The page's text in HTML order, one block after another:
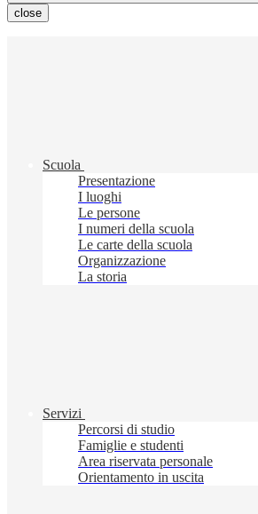
close
Scuola
Presentazione
I luoghi
Le persone
I numeri della scuola
Le carte della scuola
Organizzazione
La storia
Servizi
Percorsi di studio
Famiglie e studenti
Area riservata personale
Orientamento in uscita